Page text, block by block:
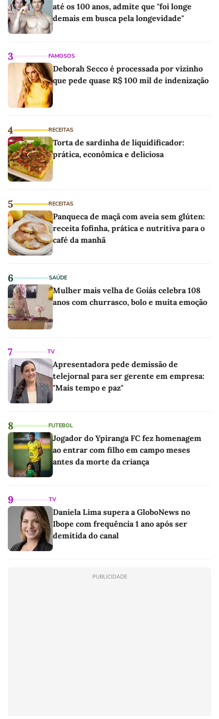
até os 100 anos, admite que "foi longe
demais em busca pela longevidade"
3 FAMOSOS
Deborah Secco é processada por vizinho
que pede quase R$ 100 mil de indenização
4 RECEITAS
Torta de sardinha de liquidificador:
prática, econômica e deliciosa
5 RECEITAS
Panqueca de maçã com aveia sem glúten:
receita fofinha, prática e nutritiva para o
café da manhã
6 SAÚDE
Mulher mais velha de Goiás celebra 108
anos com churrasco, bolo e muita emoção
7 TV
Apresentadora pede demissão de
telejornal para ser gerente em empresa:
"Mais tempo e paz"
8 FUTEBOL
Jogador do Ypiranga FC fez homenagem
ao entrar com filho em campo meses
antes da morte da criança
9 TV
Daniela Lima supera a GloboNews no
Ibope com frequência 1 ano após ser
demitida do canal
PUBLICIDADE